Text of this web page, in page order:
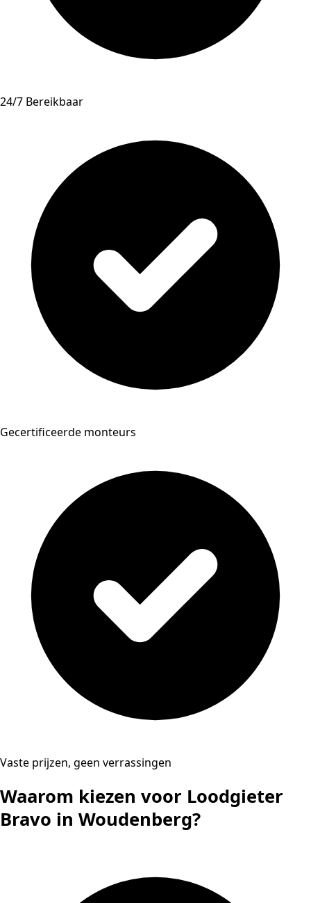
24/7 Bereikbaar
Gecertificeerde monteurs
Vaste prijzen, geen verrassingen
Waarom kiezen voor Loodgieter
Bravo in Woudenberg?